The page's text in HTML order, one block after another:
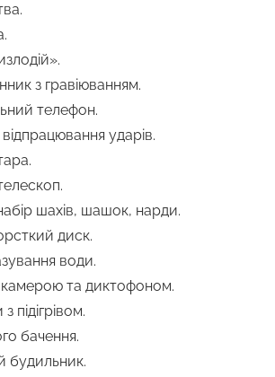
з гравіюванням.
телефон.
ударів.
шахів, шашок, нарди.
диск.
води.
та диктофоном.
підігрівом.
бачення.
будильник.